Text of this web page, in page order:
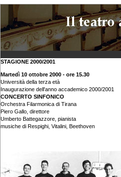
STAGIONE 2000/2001
Martedì 10 ottobre 2000 - ore 15.30
Università della terza età
Inaugurazione dell'anno accademico 2000/2001
CONCERTO SINFONICO
Orchestra Filarmonica di Tirana
Piero Gallo, direttore
Umberto Battegazzore, pianista
musiche di Respighi, Vitalini, Beethoven